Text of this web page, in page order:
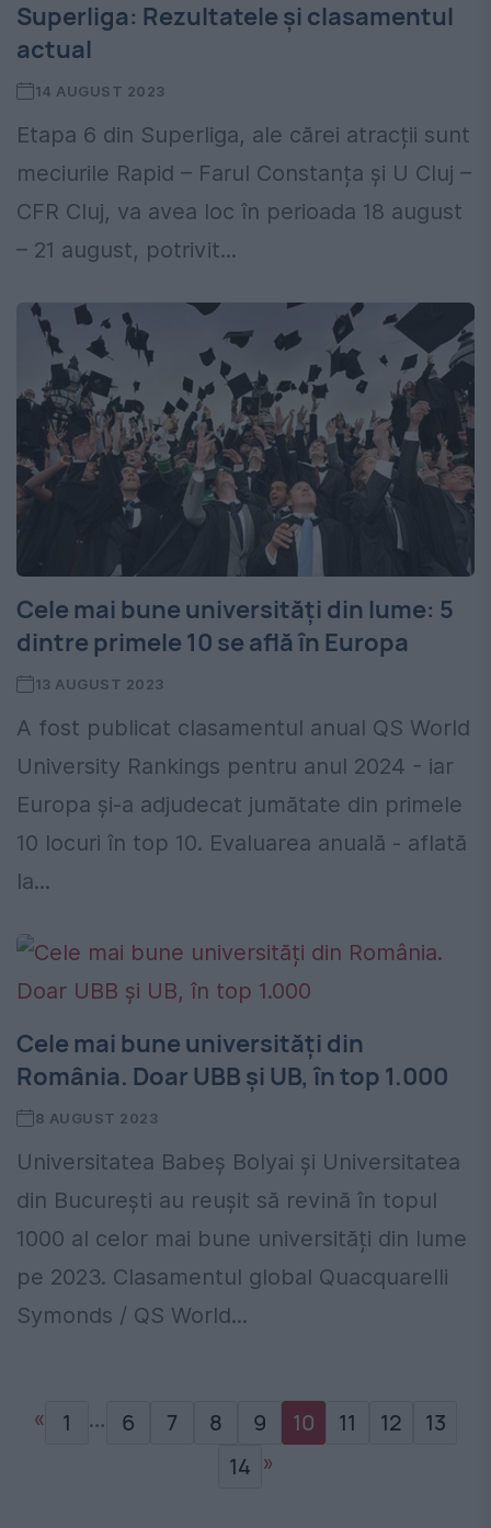
Superliga: Rezultatele și clasamentul
actual
14 AUGUST 2023
Etapa 6 din Superliga, ale cărei atracții sunt
meciurile Rapid – Farul Constanța și U Cluj –
CFR Cluj, va avea loc în perioada 18 august
– 21 august, potrivit...
Cele mai bune universități din lume: 5
dintre primele 10 se află în Europa
13 AUGUST 2023
A fost publicat clasamentul anual QS World
University Rankings pentru anul 2024 - iar
Europa și-a adjudecat jumătate din primele
10 locuri în top 10. Evaluarea anuală - aflată
la...
Cele mai bune universități din
România. Doar UBB și UB, în top 1.000
8 AUGUST 2023
Universitatea Babeș Bolyai și Universitatea
din București au reușit să revină în topul
1000 al celor mai bune universități din lume
pe 2023. Clasamentul global Quacquarelli
Symonds / QS World...
« 1 … 6 7 8 9 10 11 12
13
14 »